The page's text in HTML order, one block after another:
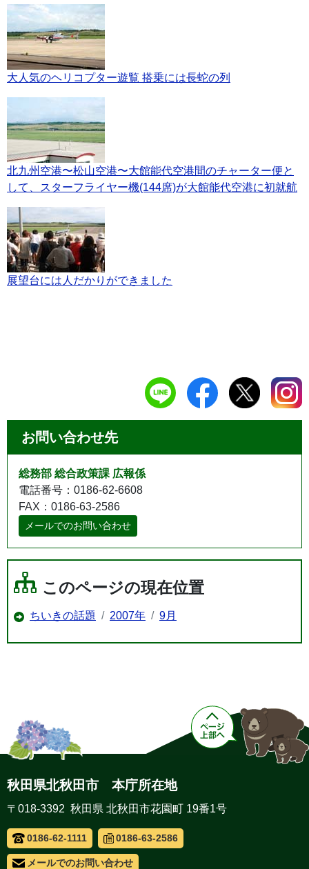
大人気のヘリコプター遊覧 搭乗には長蛇の列
北九州空港〜松山空港〜大館能代空港間のチャーター便と
して、スターフライヤー機(144席)が大館能代空港に初就航
展望台には人だかりができました
お問い合わせ先
総務部 総合政策課 広報係
電話番号：0186-62-6608
FAX：0186-63-2586
メールでのお問い合わせ
このページの現在位置
ちいきの話題 2007年 9月
秋田県北秋田市 本庁所在地
〒018-3392 秋田県 北秋田市花園町 19番1号
0186-62-1111 0186-63-2586
メールでのお問い合わせ